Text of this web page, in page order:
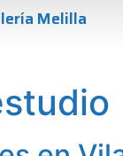
Melilla